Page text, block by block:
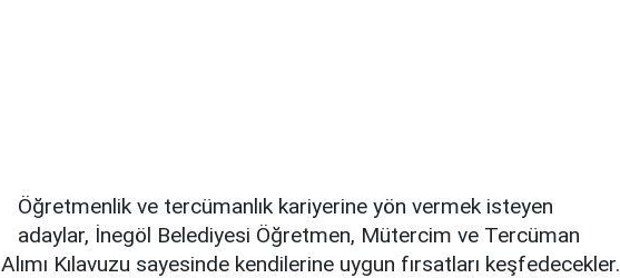
Öğretmenlik ve tercümanlık kariyerine yön vermek isteyen
adaylar, İnegöl Belediyesi Öğretmen, Mütercim ve Tercüman
Alımı Kılavuzu sayesinde kendilerine uygun fırsatları keşfedecekler.